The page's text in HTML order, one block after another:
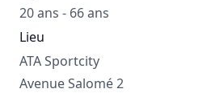
20 ans - 66 ans
Lieu
ATA Sportcity
Avenue Salomé 2